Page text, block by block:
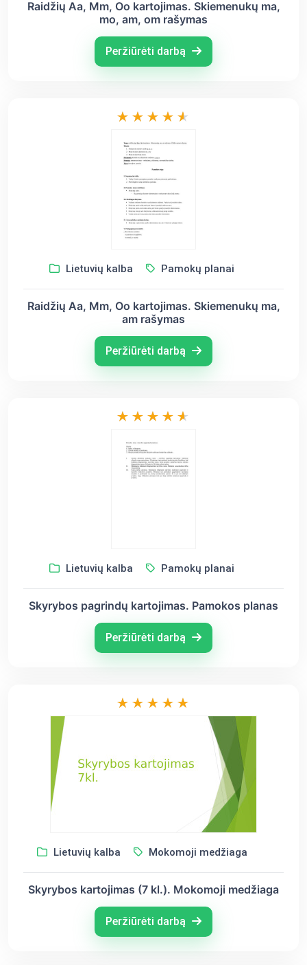
Raidžių Aa, Mm, Oo kartojimas. Skiemenukų ma,
mo, am, om rašymas
Peržiūrėti darbą
Lietuvių kalba Pamokų planai
Raidžių Aa, Mm, Oo kartojimas. Skiemenukų ma,
am rašymas
Peržiūrėti darbą
Lietuvių kalba Pamokų planai
Skyrybos pagrindų kartojimas. Pamokos planas
Peržiūrėti darbą
Lietuvių kalba Mokomoji medžiaga
Skyrybos kartojimas (7 kl.). Mokomoji medžiaga
Peržiūrėti darbą